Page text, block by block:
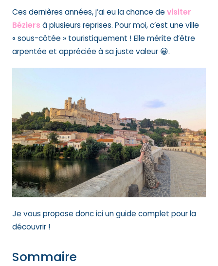
Ces dernières années, j’ai eu la chance devisiter
Béziers à plusieurs reprises. Pour moi, c’est une ville
« sous-côtée » touristiquement ! Elle mérite d’être
arpentée et appréciée à sa juste valeur 😀.
Je vous propose donc ici un guide complet pour la
découvrir !
Sommaire